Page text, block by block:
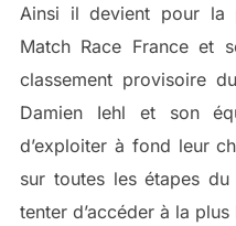
Ainsi il devient pour la
Match Race France et
classement provisoire
Damien Iehl et son
d’exploiter à fond leur
sur toutes les étapes
tenter d’accéder à la